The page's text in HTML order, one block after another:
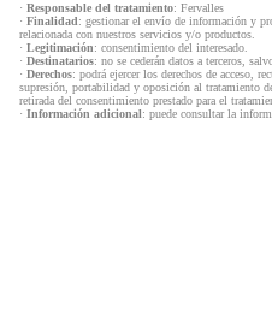
· Responsable del tratamiento: Fervalles
· Finalidad: gestionar el envío de información y
relacionada con nuestros servicios y/o productos.
· Legitimación: consentimiento del interesado.
· Destinatarios: no se cederán datos a terceros,
· Derechos: podrá ejercer los derechos de acceso,
supresión, portabilidad y oposición al tratamiento
retirada del consentimiento prestado para el
· Información adicional: puede consultar la